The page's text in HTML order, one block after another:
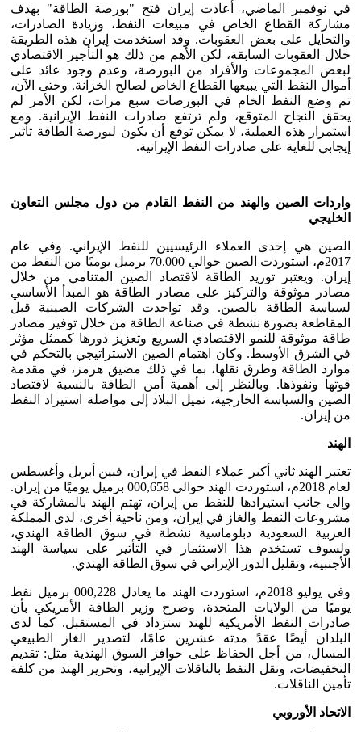
في نوفمبر الماضي، أعادت إيران فتح "بورصة الطاقة" بهدف
مشاركة القطاع الخاص في مبيعات النفط، وزيادة الصادرات،
والتحايل على بعض العقوبات. وقد استخدمت إيران هذه الطريقة
خلال العقوبات السابقة، لكن الأهم من ذلك هو التأجير الاقتصادي
لبعض المجموعات والأفراد من البورصة، وعدم وجود عائد على
أموال النفط التي يبيعها القطاع الخاص لصالح الخزانة. وحتى الآن،
تم وضع النفط الخام في البورصات سبع مرات، لكن الأمر لم
يحقق النجاح المتوقع، ولم ترتفع صادرات النفط الإيرانية. ومع
استمرار هذه العملية، لا يمكن توقع أن يكون لبورصة الطاقة تأثير
إيجابي للغاية على صادرات النفط الإيرانية.
واردات الصين والهند من النفط القادم من دول مجلس التعاون
الخليجي
الصين هي إحدى العملاء الرئيسيين للنفط الإيراني. وفي عام
2017م، استوردت الصين حوالي 70.000 برميل يوميًا من النفط من
إيران. ويعتبر توريد الطاقة لاقتصاد الصين المتنامي من خلال
مصادر موثوقة والتركيز على مصادر الطاقة هو المبدأ الأساسي
لسياسة الطاقة بالصين. وقد تواجدت الشركات الصينية قبل
المقاطعة بصورة نشطة في صناعة الطاقة من خلال توفير مصادر
طاقة موثوقة للنمو الاقتصادي السريع وتعزيز دورها كممثل مؤثر
في الشرق الأوسط. وكان اهتمام الصين الاستراتيجي بالتحكم في
موارد الطاقة وطرق نقلها، بما في ذلك مضيق هرمز، في مقدمة
قوتها ونفوذها. وبالنظر إلى أهمية أمن الطاقة بالنسبة لاقتصاد
الصين والسياسة الخارجية، تميل البلاد إلى مواصلة استيراد النفط
من إيران.
الهند
تعتبر الهند ثاني أكبر عملاء النفط في إيران، فبين أبريل وأغسطس
لعام 2018م، استوردت الهند حوالي 000,658 برميل يوميًا من إيران.
وإلى جانب استيرادها للنفط من إيران، تهتم الهند بالمشاركة في
مشروعات النفط والغاز في إيران، ومن ناحية أخرى، لدى المملكة
العربية السعودية دبلوماسية نشطة في سوق الطاقة الهندي،
ولسوف تستخدم هذا الاستثمار في التأثير على سياسة الهند
الأجنبية، وتقليل الدور الإيراني في سوق الطاقة الهندي.
وفي يوليو 2018م، استوردت الهند ما يعادل 000,228 برميل نفط
يوميًا من الولايات المتحدة، وصرح وزير الطاقة الأمريكي بأن
صادرات النفط الأمريكية للهند ستزداد في المستقبل. كما لدى
البلدان أيضًا عقدً مدته عشرين عامًا، لتصدير الغاز الطبيعي
المسال، من أجل الحفاظ على حوافز السوق الهندية مثل: تقديم
التخفيضات، ونقل النفط بالناقلات الإيرانية، وتحرير الهند من كلفة
تأمين الناقلات.
الاتحاد الأوروبي